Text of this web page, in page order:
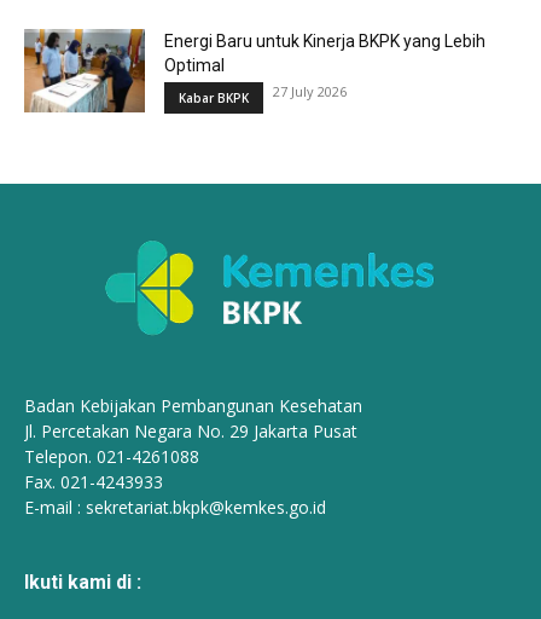
Energi Baru untuk Kinerja BKPK yang Lebih
Optimal
Kabar BKPK 27 July 2026
Badan Kebijakan Pembangunan Kesehatan
Jl. Percetakan Negara No. 29 Jakarta Pusat
Telepon. 021-4261088
Fax. 021-4243933
E-mail : sekretariat.bkpk@kemkes.go.id
Ikuti kami di :